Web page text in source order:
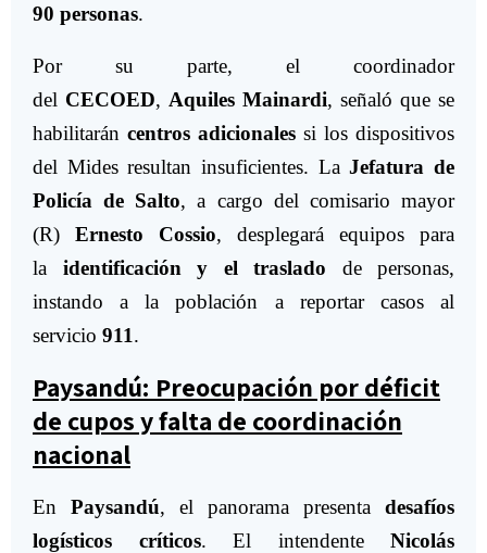
90 personas.
Por su parte, el coordinador
del CECOED, Aquiles Mainardi, señaló que se
habilitarán centros adicionales si los dispositivos
del Mides resultan insuficientes. LaJefatura de
Policía de Salto, a cargo del comisario mayor
(R) Ernesto Cossio, desplegará equipos para
la identificación y el traslado de personas,
instando a la población a reportar casos al
servicio 911.
Paysandú: Preocupación por déficit
de cupos y falta de coordinación
nacional
En Paysandú, el panorama presenta desafíos
logísticos críticos. El intendente Nicolás